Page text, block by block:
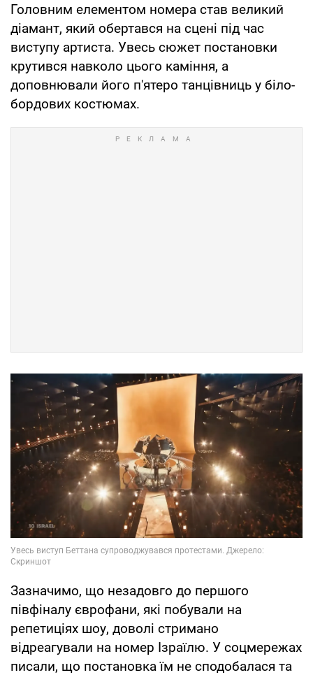
Головним елементом номера став великий
діамант, який обертався на сцені під час
виступу артиста. Увесь сюжет постановки
крутився навколо цього каміння, а
доповнювали його п'ятеро танцівниць у біло-
бордових костюмах.
Зазначимо, що незадовго до першого
півфіналу єврофани, які побували на
репетиціях шоу, доволі стримано
відреагували на номер Ізраїлю. У соцмережах
писали, що постановка їм не сподобалася та